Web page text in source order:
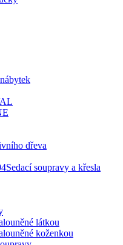
dřeva
Sedací soupravy a křesla
látkou
koženkou